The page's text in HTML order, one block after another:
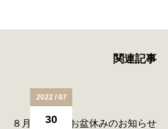
関連記事
2022 / 07
30
８月の営業・お盆休みのお知らせ